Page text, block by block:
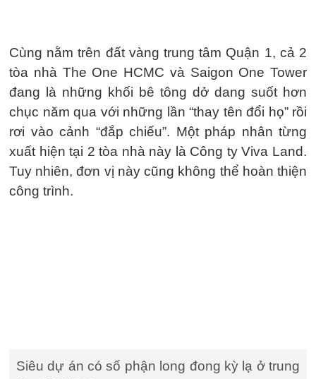
Cùng nằm trên đất vàng trung tâm Quận 1, cả 2
tòa nhà The One HCMC và Saigon One Tower
đang là những khối bê tông dở dang suốt hơn
chục năm qua với những lần “thay tên đổi họ” rồi
rơi vào cảnh “đắp chiếu”. Một pháp nhân từng
xuất hiện tại 2 tòa nhà này là Công ty Viva Land.
Tuy nhiên, đơn vị này cũng không thể hoàn thiện
công trình.
Siêu dự án có số phận long đong kỳ lạ ở trung